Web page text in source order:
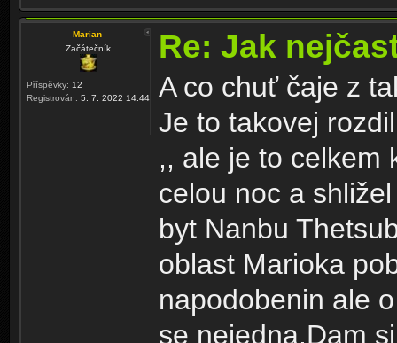
Marian
Začátečník
Příspěvky: 12
Registrován: 5. 7. 2022 14:44
Re: Jak
A co chuť čaje z
Je to takovej
,, ale je to celkem
celou noc a
byt Nanbu
oblast Marioka
napodobenin ale
se nejedna.Dam